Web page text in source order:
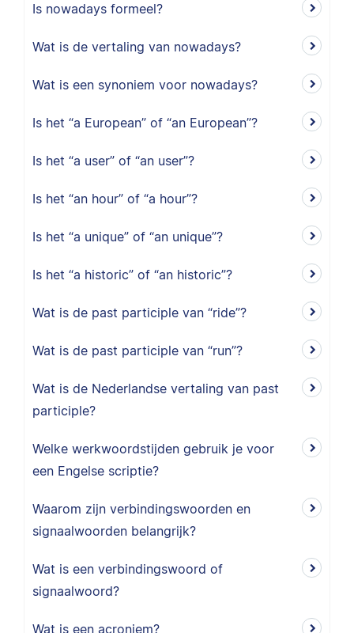
Is nowadays formeel?
Wat is de vertaling van nowadays?
Wat is een synoniem voor nowadays?
Is het “a European” of “an European”?
Is het “a user” of “an user”?
Is het “an hour” of “a hour”?
Is het “a unique” of “an unique”?
Is het “a historic” of “an historic”?
Wat is de past participle van “ride”?
Wat is de past participle van “run”?
Wat is de Nederlandse vertaling van past
participle?
Welke werkwoordstijden gebruik je voor
een Engelse scriptie?
Waarom zijn verbindingswoorden en
signaalwoorden belangrijk?
Wat is een verbindingswoord of
signaalwoord?
Wat is een acroniem?